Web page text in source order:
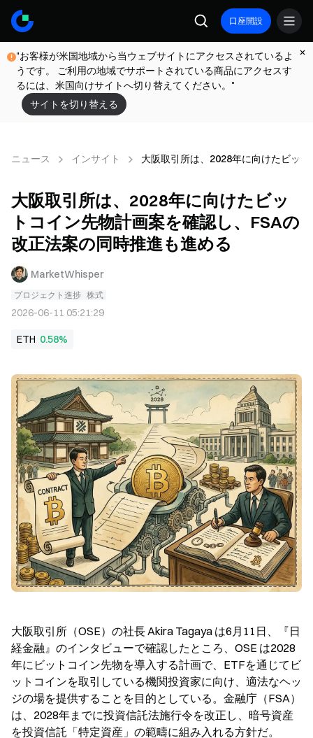
口座開設
"お客様が米国地域から当ウェブサイトにアクセスされているよ
うです。 ご利用の地域でサポートされている商品にアクセスす
るには、米国向けサイトへ切り替えてください。"
サイトを切り替える
ニュース インサイト 大阪取引所は、2028年に向けたビッ
大阪取引所は、2028年に向けたビッ
トコイン先物計画案を確認し、FSAの
改正法案の同時推進も進める
MarketWhisper
プロジェクト進捗 株式
2026-06-11 05:21:29
ETH 0.58%
大阪取引所（OSE）の社長 Akira Tagaya は6月11日、『日
経金融』のインタビューで確認したところ、OSE は2028
年にビットコイン先物を導入する計画で、ETFを通じてビ
ットコインを取引している機関投資家に向け、適法なヘッ
ジの場を提供することを目的としている。金融庁（FSA）
は、2028年までに投資信託法施行令を改正し、暗号資産
を投資信託「特定資産」の範疇に組み入れる方針だ。